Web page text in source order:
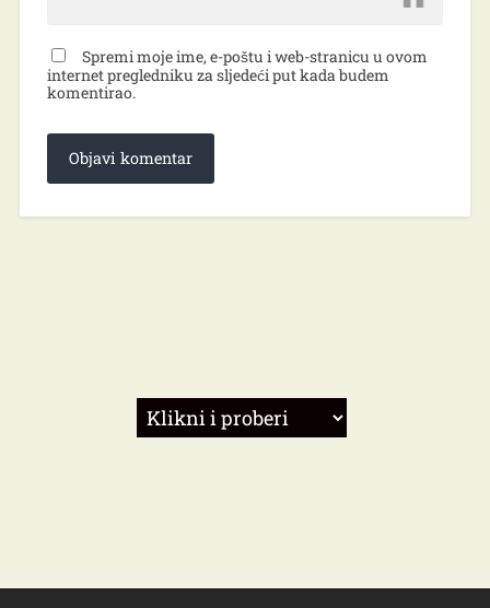
Spremi moje ime, e-poštu i web-stranicu u ovom
internet pregledniku za sljedeći put kada budem
komentirao.